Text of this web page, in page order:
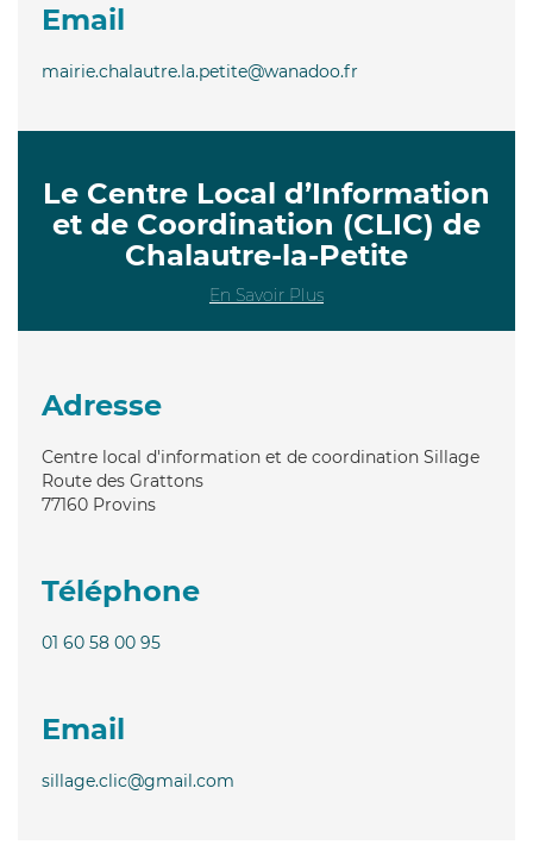
Email
mairie.chalautre.la.petite@wanadoo.fr
Le Centre Local d’Information
et de Coordination (CLIC) de
Chalautre-la-Petite
En Savoir Plus
Adresse
Centre local d'information et de coordination Sillage
Route des Grattons
77160 Provins
Téléphone
01 60 58 00 95
Email
sillage.clic@gmail.com